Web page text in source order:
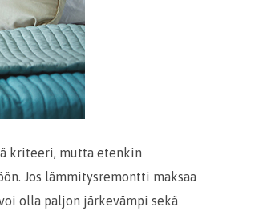
kriteeri, mutta etenkin
Jos lämmitysremontti maksaa
olla paljon järkevämpi sekä